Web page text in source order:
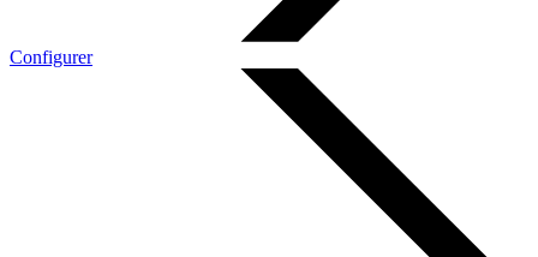
Configurer